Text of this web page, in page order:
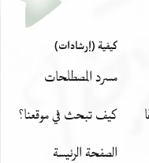
كيفية (إرشادات)
مسرد المصطلحات
كيف تبحث في موقعنا؟
الصفحة الرئيسة